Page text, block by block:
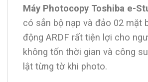
Máy Photocopy Toshiba e-
có sẳn bộ nạp và đảo 02 mặt
động ARDF rất tiện lợi cho
không tốn thời gian và công
lật từng tờ khi photo.